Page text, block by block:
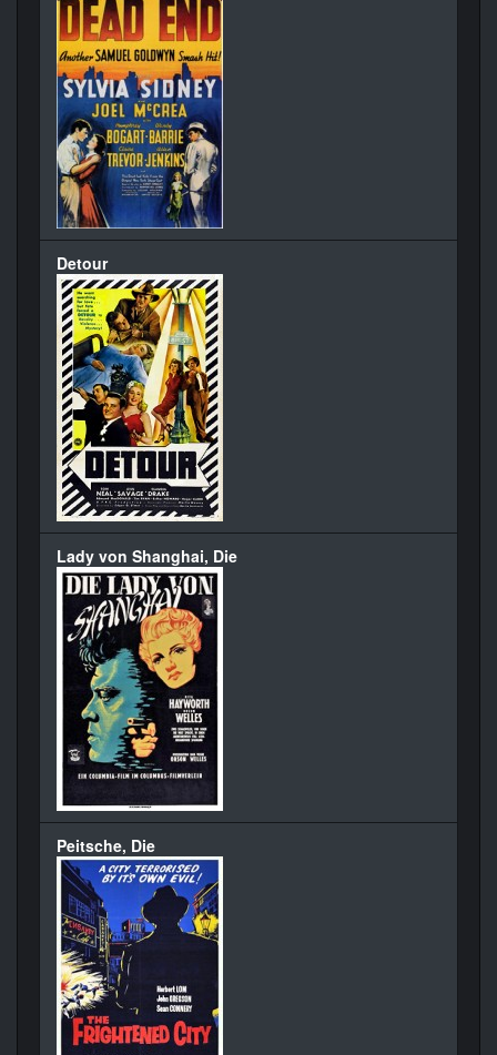
Detour
Lady von Shanghai, Die
Peitsche, Die